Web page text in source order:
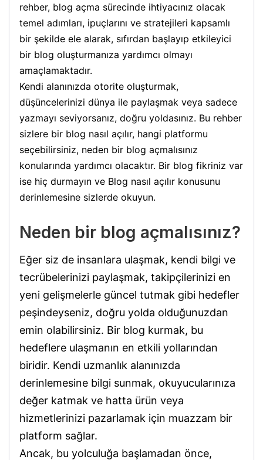
rehber, blog açma sürecinde ihtiyacınız olacak
temel adımları, ipuçlarını ve stratejileri kapsamlı
bir şekilde ele alarak, sıfırdan başlayıp etkileyici
bir blog oluşturmanıza yardımcı olmayı
amaçlamaktadır.
Kendi alanınızda otorite oluşturmak,
düşüncelerinizi dünya ile paylaşmak veya sadece
yazmayı seviyorsanız, doğru yoldasınız. Bu rehber
sizlere bir blog nasıl açılır, hangi platformu
seçebilirsiniz, neden bir blog açmalısınız
konularında yardımcı olacaktır. Bir blog fikriniz var
ise hiç durmayın ve Blog nasıl açılır konusunu
derinlemesine sizlerde okuyun.
Neden bir blog açmalısınız?
Eğer siz de insanlara ulaşmak, kendi bilgi ve
tecrübelerinizi paylaşmak, takipçilerinizi en
yeni gelişmelerle güncel tutmak gibi hedefler
peşindeyseniz, doğru yolda olduğunuzdan
emin olabilirsiniz. Bir blog kurmak, bu
hedeflere ulaşmanın en etkili yollarından
biridir. Kendi uzmanlık alanınızda
derinlemesine bilgi sunmak, okuyucularınıza
değer katmak ve hatta ürün veya
hizmetlerinizi pazarlamak için muazzam bir
platform sağlar.
Ancak, bu yolculuğa başlamadan önce,